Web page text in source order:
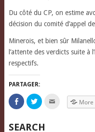
Du côté du CP, on estime
décision du comité d’appel de
Minerois, et bien sûr
l’attente des verdicts suite à
respectifs.
PARTAGER:
Click
to
share
Facebook
(Opens
Click
to
Twitter
(Opens
More
SEARCH